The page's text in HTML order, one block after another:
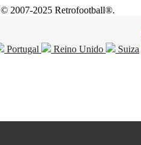
© 2007-2025 Retrofootball®.
Portugal Reino Unido Suiza